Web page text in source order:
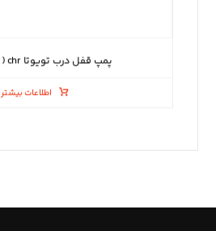
پمپ قفل درب تویوتا chr ( سی اچ آر )
اطلاعات بیشتر